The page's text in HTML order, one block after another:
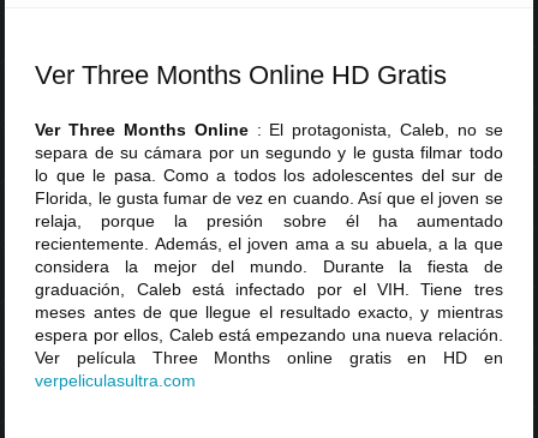
Ver Three Months Online HD Gratis
Ver Three Months Online : El protagonista, Caleb, no se
separa de su cámara por un segundo y le gusta filmar todo
lo que le pasa. Como a todos los adolescentes del sur de
Florida, le gusta fumar de vez en cuando. Así que el joven se
relaja, porque la presión sobre él ha aumentado
recientemente. Además, el joven ama a su abuela, a la que
considera la mejor del mundo. Durante la fiesta de
graduación, Caleb está infectado por el VIH. Tiene tres
meses antes de que llegue el resultado exacto, y mientras
espera por ellos, Caleb está empezando una nueva relación.
Ver película Three Months online gratis en HD en
verpeliculasultra .com